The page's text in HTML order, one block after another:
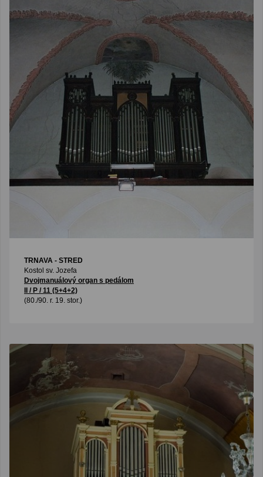
TRNAVA - STRED
Kostol sv. Jozefa
Dvojmanuálový organ s pedálom
II / P / 11 (5+4+2)
(80./90. r. 19. stor.)